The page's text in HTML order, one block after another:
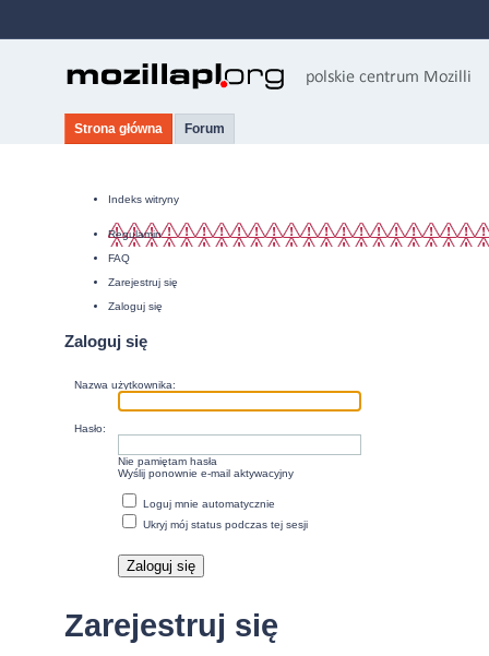
Strona główna Forum
Indeks witryny
Regulamin
FAQ
Zarejestruj się
Zaloguj się
Zaloguj się
Nazwa użytkownika:
Hasło:
Nie pamiętam hasła
Wyślij ponownie e-mail aktywacyjny
Loguj mnie automatycznie
Ukryj mój status podczas tej sesji
Zarejestruj się